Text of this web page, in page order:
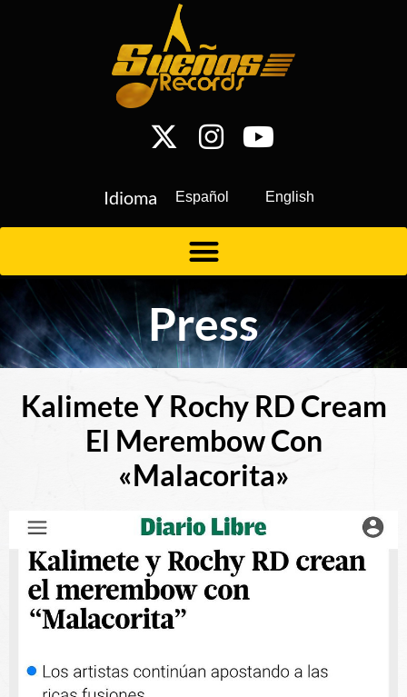
Idioma Español English
Press
Kalimete Y Rochy RD Cream
El Merembow Con
«Malacorita»